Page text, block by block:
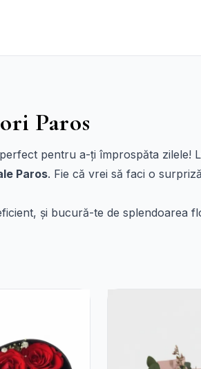
Paros
pentru a-ți împrospăta zilele!
Paros. Fie că vrei să faci o
și bucură-te de splendoarea